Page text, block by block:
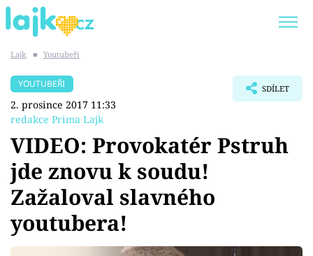
SHOPAHOLICADEL
Témata
Showbyznys
Youtubeři
Lajk ■ Youtubeři
YOUTUBEŘI
2. prosince 2017 11:33
redakce Prima Lajk
SDÍLET
VIDEO: Provokatér Pstruh
jde znovu k soudu!
Zažaloval slavného
youtubera!